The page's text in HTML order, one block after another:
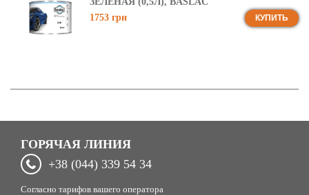
1753 грн
КУПИТЬ
ГОРЯЧАЯ ЛИНИЯ
+38 (044) 339 54 34
Согласно тарифов вашего оператора